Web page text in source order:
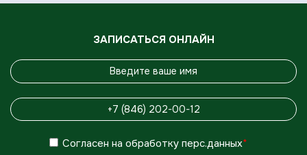
ЗАПИСАТЬСЯ ОНЛАЙН
Согласен на обработку перс.данных*